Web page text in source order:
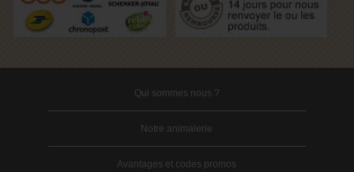
Qui sommes nous ?
Notre animalerie
Avantages et codes promos